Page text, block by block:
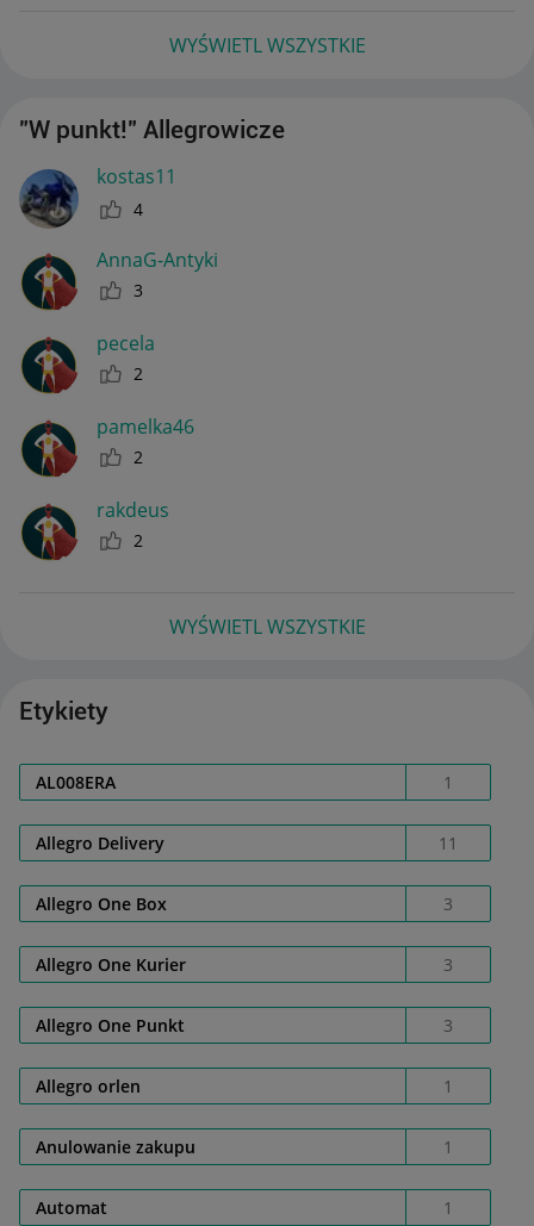
WYŚWIETL WSZYSTKIE
"W punkt!" Allegrowicze
kostas11
4
AnnaG-Antyki
3
pecela
2
pamelka46
2
rakdeus
2
WYŚWIETL WSZYSTKIE
Etykiety
AL008ERA 1
Allegro Delivery 11
Allegro One Box 3
Allegro One Kurier 3
Allegro One Punkt 3
Allegro orlen 1
Anulowanie zakupu 1
Automat 1